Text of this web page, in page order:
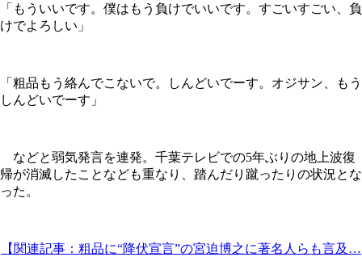
「もういいです。僕はもう負けでいいです。すごいすごい、負
けでよろしい」
「粗品もう絡んでこないで。しんどいでーす。オジサン、もう
しんどいでーす」
などと弱気発言を連発。千葉テレビでの5年ぶりの地上波復
帰が消滅したことなども重なり、踏んだり蹴ったりの状況とな
った。
【関連記事：粗品に“降伏宣言”の宮迫博之に著名人らも言及…